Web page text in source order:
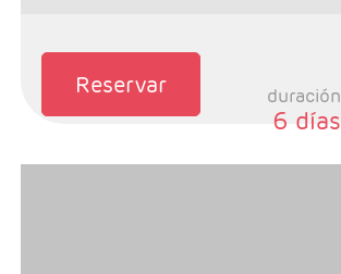
Reservar duración
6 días